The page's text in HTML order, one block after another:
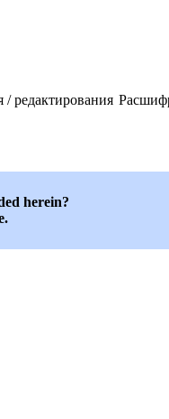
/ редактирования
herein?